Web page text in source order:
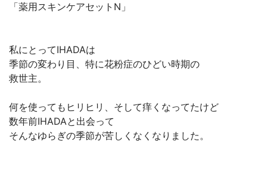
「薬用スキンケアセットN」
私にとってIHADAは
季節の変わり目、特に花粉症のひどい時期の
救世主。
何を使ってもヒリヒリ、そして痒くなってたけど
数年前IHADAと出会って
そんなゆらぎの季節が苦しくなくなりました。